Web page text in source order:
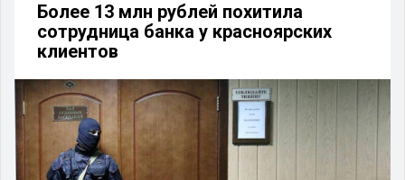
Более 13 млн рублей похитила
сотрудница банка у красноярских
клиентов